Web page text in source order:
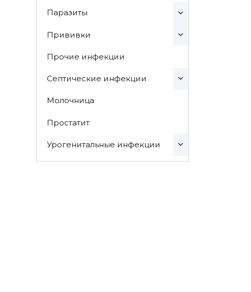
Паразиты
Прививки
Прочие инфекции
Септические инфекции
Молочница
Простатит
Урогенитальные инфекции